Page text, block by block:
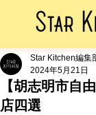
【胡志明市自
店四選
Star Kitchen編集
2024年5月21日